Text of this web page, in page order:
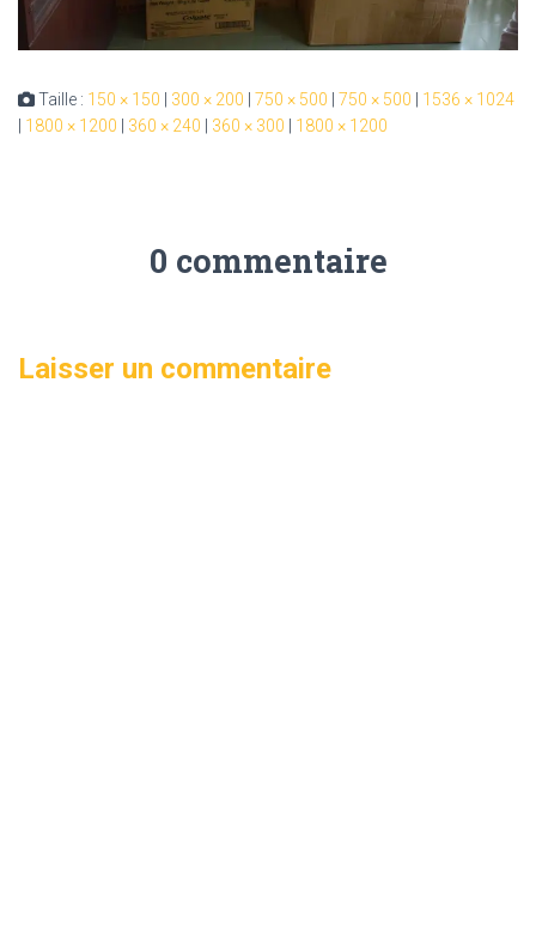
Taille : 150 × 150 300 × 200 750 × 500 750 × 500
1536 × 1024
1800 × 1200 360 × 240 360 × 300 1800 × 1200
0 commentaire
Laisser un commentaire